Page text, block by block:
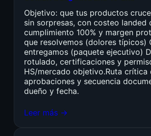
Objetivo: que tus productos
sin sorpresas, con costeo landed
cumplimiento 100% y margen
que resolvemos (dolores típicos)
entregamos (paquete ejecutivo)
rotulado, certificaciones y
HS/mercado objetivo.Ruta crítica
aprobaciones y secuencia
dueño y fecha.
Leer más →